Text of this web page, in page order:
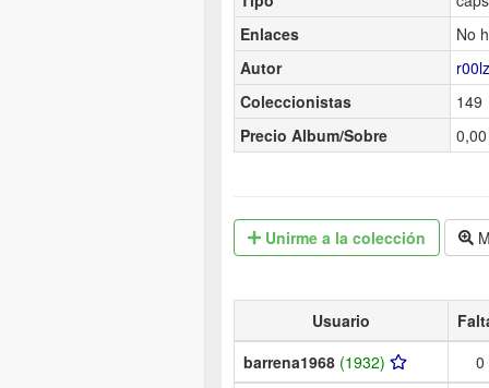
Enlaces
No
Autor
Coleccionistas
149
Precio Album/Sobre
Unirme a la colección
Usuario
barrena1968 (1932)
0